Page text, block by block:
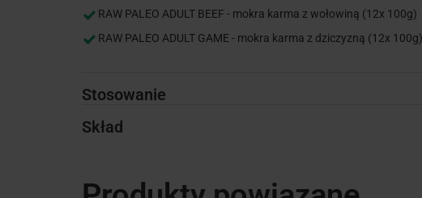
RAW PALEO ADULT BEEF - mokra karma z wołowiną (12x 100g)
RAW PALEO ADULT GAME - mokra karma z dziczyzną (12x 100g)
Stosowanie
Skład